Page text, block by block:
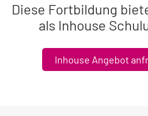
Diese Fortbildung
als Inhouse
Inhouse Angebot